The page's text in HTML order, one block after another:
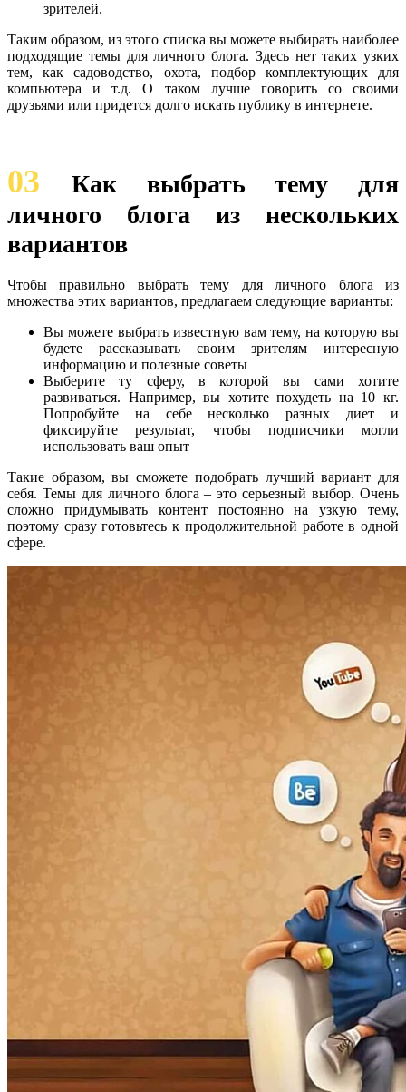
зрителей.
Таким образом, из этого списка вы можете выбирать наиболее
подходящие темы для личного блога. Здесь нет таких узких
тем, как садоводство, охота, подбор комплектующих для
компьютера и т.д. О таком лучше говорить со своими
друзьями или придется долго искать публику в интернете.
03
Как выбрать тему для
личного блога из нескольких
вариантов
Чтобы правильно выбрать тему для личного блога из
множества этих вариантов, предлагаем следующие варианты:
Вы можете выбрать известную вам тему, на которую вы
будете рассказывать своим зрителям интересную
информацию и полезные советы
Выберите ту сферу, в которой вы сами хотите
развиваться. Например, вы хотите похудеть на 10 кг.
Попробуйте на себе несколько разных диет и
фиксируйте результат, чтобы подписчики могли
использовать ваш опыт
Такие образом, вы сможете подобрать лучший вариант для
себя. Темы для личного блога – это серьезный выбор. Очень
сложно придумывать контент постоянно на узкую тему,
поэтому сразу готовьтесь к продолжительной работе в одной
сфере.